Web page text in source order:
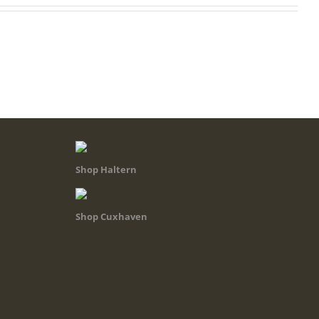
Shop Haltern
Shop Cuxhaven